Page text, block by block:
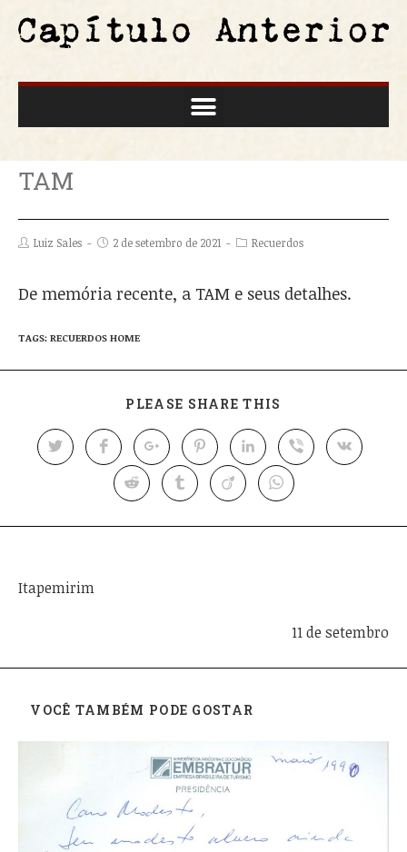
TAM
Luiz Sales 2 de setembro de 2021 Recuerdos
De memória recente, a TAM e seus detalhes.
TAGS: RECUERDOS HOME
PLEASE SHARE THIS
Itapemirim
11 de setembro
VOCÊ TAMBÉM PODE GOSTAR